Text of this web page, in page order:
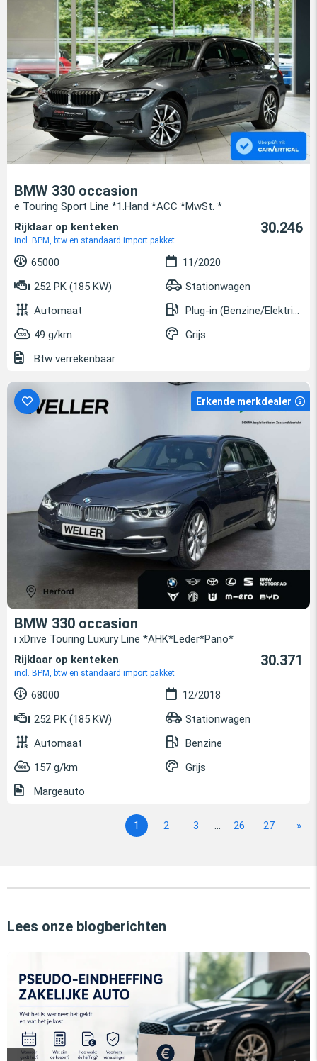
BMW 330 occasion
e Touring Sport Line *1.Hand *ACC *MwSt. *
Rijklaar op kenteken
incl. BPM, btw en standaard import pakket
30.246
65000
11/2020
252 PK (185 KW)
Stationwagen
Automaat
Plug-in (Benzine/Elektrisch)
49 g/km
Grijs
Btw verrekenbaar
Erkende merkdealer
BMW 330 occasion
i xDrive Touring Luxury Line *AHK*Leder*Pano*
Rijklaar op kenteken
incl. BPM, btw en standaard import pakket
30.371
68000
12/2018
252 PK (185 KW)
Stationwagen
Automaat
Benzine
157 g/km
Grijs
Margeauto
1 2 3 ... 26 27 »
Lees onze blogberichten